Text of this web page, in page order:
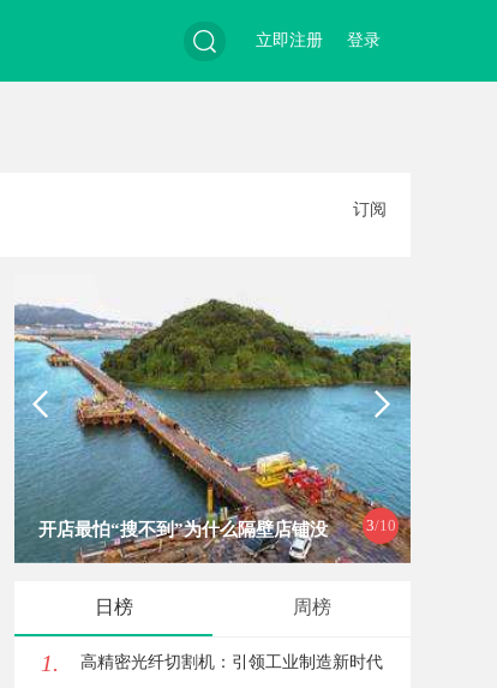
登录
立即注册
订阅
3/10
开店最怕“搜不到”为什么隔壁店铺没
日榜 周榜
1. 高精密光纤切割机：引领工业制造新时代